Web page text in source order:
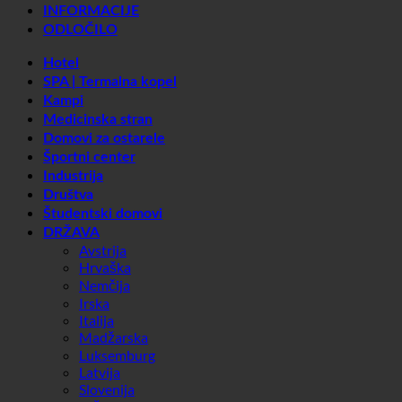
Domovi za ostarele
Športni center
Društva
Študentski domovi
DRŽAVA
Avstrija
Hrvaška
Nemčija
Irska
Italija
Madžarska
Luksemburg
Latvija
Slovenija
Južna Koreja
Španija
Švica
Združeni arabski emirati